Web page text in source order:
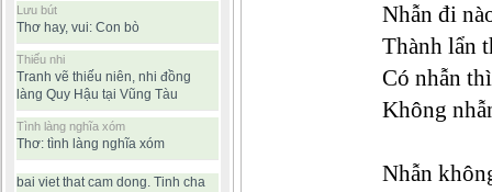
Lưu bút
Thơ hay, vui: Con bò
Thiếu nhi
Tranh vẽ thiếu niên, nhi đồng
làng Quy Hậu tại Vũng Tàu
Tình làng nghĩa xóm
Thơ: tình làng nghĩa xóm
bai viet that cam dong. Tinh cha
Nhẫn đi
Thành lẩn
Có nhẫn
Không
Nhẫn